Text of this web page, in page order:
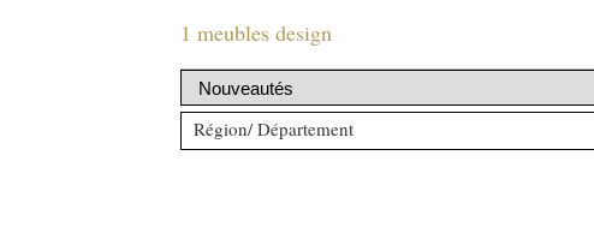
1 meubles design
Région/ Département